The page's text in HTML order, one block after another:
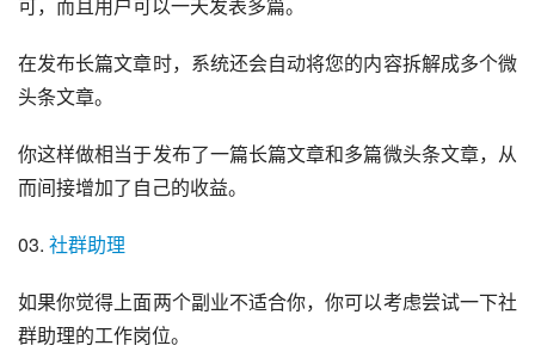
在发布长篇文章时，系统还会自动将您的内容拆解成多个微
头条文章。
你这样做相当于发布了一篇长篇文章和多篇微头条文章，从
而间接增加了自己的收益。
03. 社群助理
如果你觉得上面两个副业不适合你，你可以考虑尝试一下社
群助理的工作岗位。